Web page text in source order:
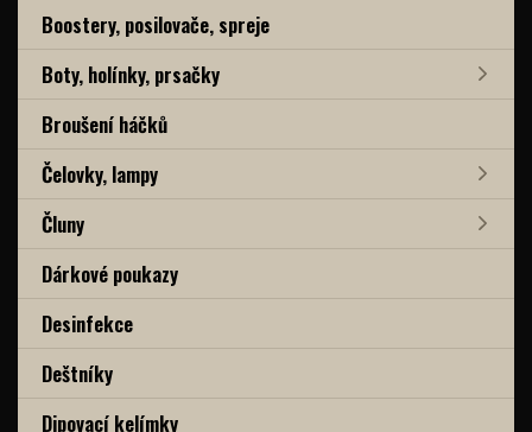
Boostery, posilovače, spreje
Boty, holínky, prsačky
Broušení háčků
Čelovky, lampy
Čluny
Dárkové poukazy
Desinfekce
Deštníky
Dipovací kelímky